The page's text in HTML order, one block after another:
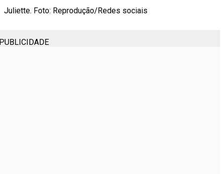
Juliette. Foto: Reprodução/Redes sociais